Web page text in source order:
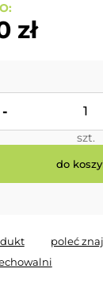
zł
-
szt.
do
poleć